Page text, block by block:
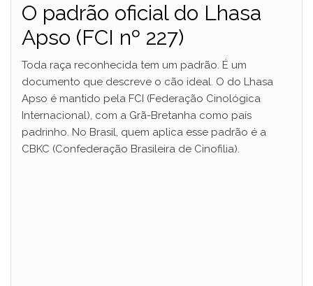
O padrão oficial do Lhasa
Apso (FCI nº 227)
Toda raça reconhecida tem um padrão. É um
documento que descreve o cão ideal. O do Lhasa
Apso é mantido pela FCI (Federação Cinológica
Internacional), com a Grã-Bretanha como país
padrinho. No Brasil, quem aplica esse padrão é a
CBKC (Confederação Brasileira de Cinofilia).